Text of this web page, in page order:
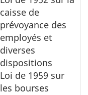
caisse de
prévoyance des
employés et
diverses
dispositions
Loi de 1959 sur
les bourses